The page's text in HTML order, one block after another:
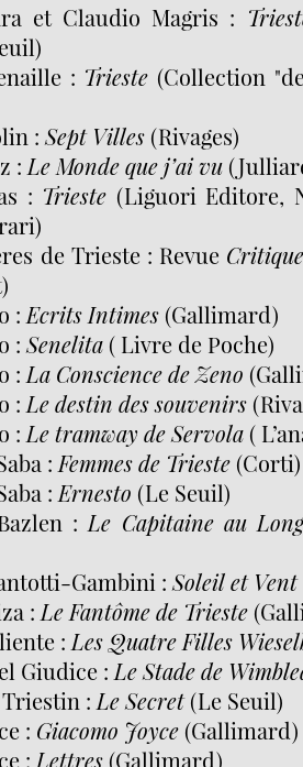
et Claudio Magris :
: Trieste (Collection
:Sept Villes (Rivages)
: Le Monde que j’ai vu
: Trieste (Liguori Editore,
de Trieste : Revue
: Ecrits Intimes (Gallimard)
:Senelita ( Livre de Poche)
: La Conscience de Zeno
: Le destin des souvenirs
: Le tramway de Servola (
: Femmes de Trieste (Corti)
: Ernesto (Le Seuil)
: Le Capitaine au
Gambini :Soleil et Vent
: Le Fantôme de Trieste
: Les Quatre Filles
Giudice : Le Stade de
: Le Secret(Le Seuil)
: Giacomo Joyce (Gallimard)
: Lettres (Gallimard)